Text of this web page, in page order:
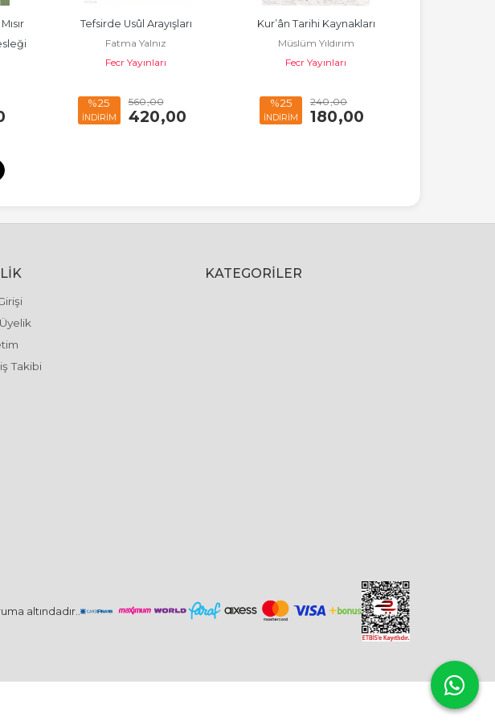
Tefsirde Usûl Arayışları
Fatma Yalnız
Fecr Yayınları
%25
İNDİRİM
560,00
420,00
Kur’ân Tarihi Kaynakları
Müslüm Yıldırım
Fecr Yayınları
%25
İNDİRİM
240,00
180,00
Takibi
KATEGORILER
altındadır..